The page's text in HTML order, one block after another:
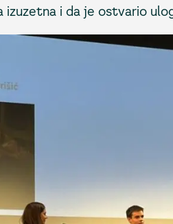
i da je ostvario